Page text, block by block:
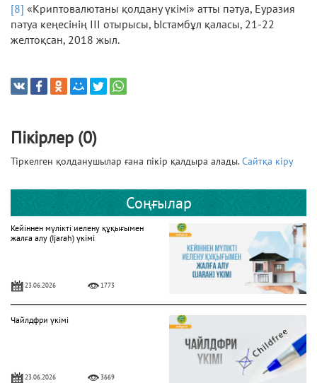
[8] «Криптовалютаны қолдану үкімі» атты пәтуа, Еуразия
пәтуа кеңесінің ІІІ отырысы, Ыстамбұл қаласы, 21-22
желтоқсан, 2018 жыл.
Пікірлер (0)
Тіркелген қолданушылар ғана пікір қалдыра алады.Сайтқа кіру
Соңғылар
Кейіннен мүлікті иелену құқығымен
жалға алу (Ijarah) үкімі
23.06.2026 1773
Чайлдфри үкімі
23.06.2026 3669